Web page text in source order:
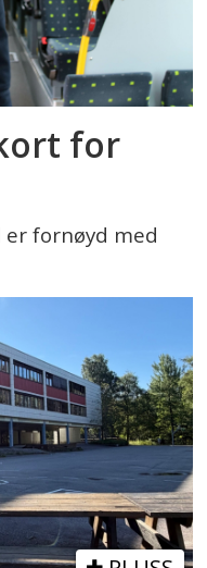
for
er fornøyd med